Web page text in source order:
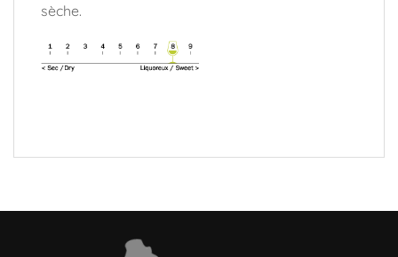
sèche.